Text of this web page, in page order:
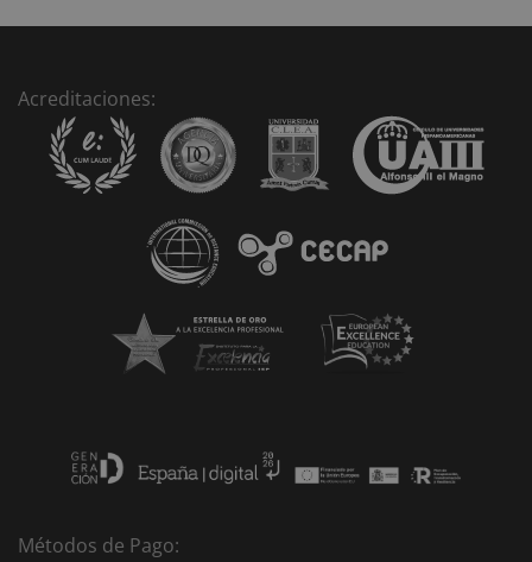
n
a
i
v
Acreditaciones:
Métodos de Pago: